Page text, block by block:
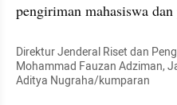
pengiriman mahasiswa
Direktur Jenderal Riset dan
Mohammad Fauzan Adziman,
Aditya Nugraha/kumparan